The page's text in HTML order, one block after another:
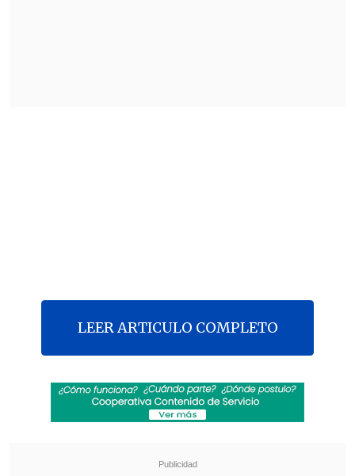
Esta tarde se llevó a cabo la audiencia de
formalización de las tres personas
crimen de los carabineros Sergio
LEER ARTICULO COMPLETO